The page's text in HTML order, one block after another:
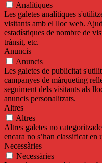
Analítiques
Les galetes analítiques
visitants amb el lloc web.
estadístiques de nombre de
trànsit, etc.
Anuncis
Anuncis
Les galetes de publicitat
campanyes de màrqueting
seguiment dels visitants als
anuncis personalitzats.
Altres
Altres
Altres galetes no
encara no s’han classificat en
Necessàries
Necessàries